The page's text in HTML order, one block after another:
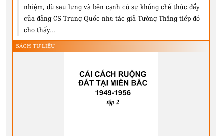
nhiệm, dù sau lưng và bên cạnh có sự khống chế thúc đẩy
của đảng CS Trung Quốc như tác giả Tường Thắng tiếp đó
cho thấy...
SÁCH TƯ LIỆU